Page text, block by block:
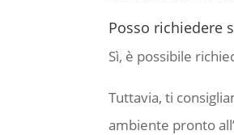
Posso richiedere
Sì, è possibile
Tuttavia, ti
ambiente pronto